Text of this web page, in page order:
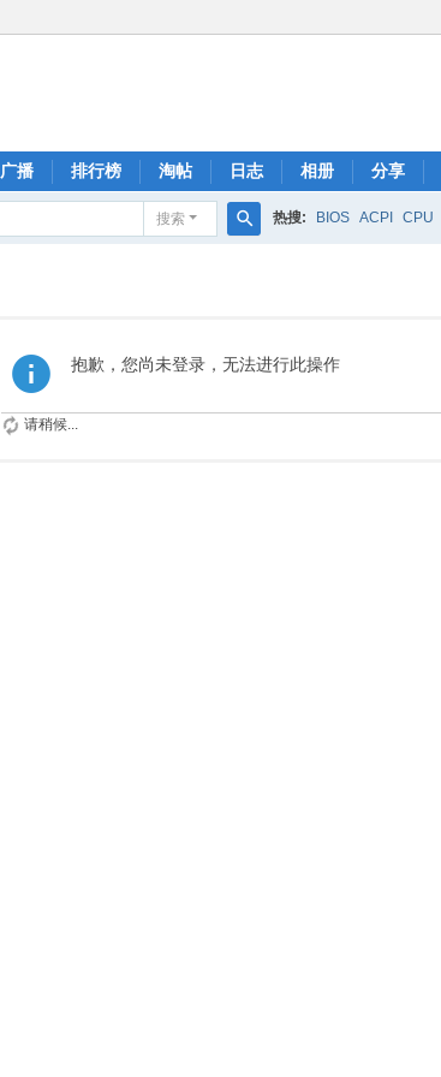
广播 排行榜 淘帖 日志 相册 分享
搜索 热搜: BIOS ACPI CPU
抱歉，您尚未登录，无法进行此操作
请稍候...